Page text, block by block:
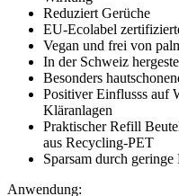
Reduziert Gerüche
EU-Ecolabel
Vegan und frei von
In der Schweiz
Besonders
Positiver Einflusss auf
Kläranlagen
Praktischer Refill
aus Recycling-PET
Sparsam durch geringe
Anwendung: